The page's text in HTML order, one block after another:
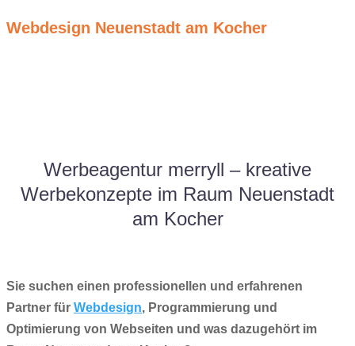
Webdesign Neuenstadt am Kocher
Werbeagentur merryll – kreative
Werbekonzepte im Raum Neuenstadt
am Kocher
Sie suchen einen professionellen und erfahrenen
Partner für Webdesign, Programmierung und
Optimierung von Webseiten und was dazugehört im